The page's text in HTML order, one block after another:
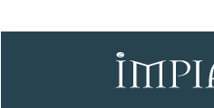
Ads